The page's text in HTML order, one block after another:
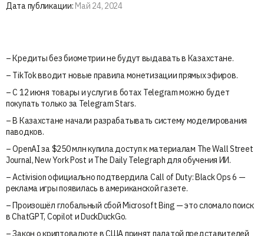
Дата публикации: Май 24, 2024
– Кредиты без биометрии не будут выдавать в Казахстане.
– TikTok вводит новые правила монетизации прямых эфиров.
– С 12 июня товары и услуги в ботах Telegram можно будет
покупать только за Telegram Stars.
– В Казахстане начали разрабатывать систему моделирования
паводков.
– OpenAI за $250 млн купила доступ к материалам The Wall Street
Journal, New York Post и The Daily Telegraph для обучения ИИ.
– Activision официально подтвердила Call of Duty: Black Ops 6 —
реклама игры появилась в американской газете.
– Произошёл глобальный сбой Microsoft Bing — это сломало поиск
в ChatGPT, Copilot и DuckDuckGo.
– Закон о криптовалюте в США принят палатой представителей